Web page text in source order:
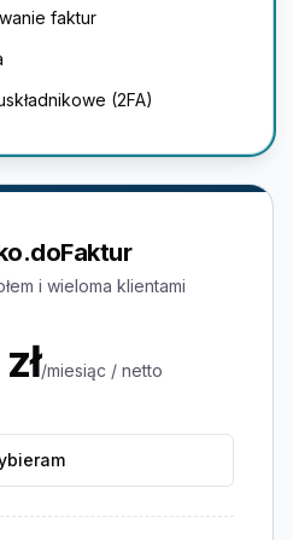
faktur
(2FA)
i wieloma klientami
/miesiąc / netto